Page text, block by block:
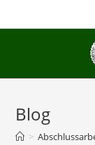
Inhalt
Blog
>